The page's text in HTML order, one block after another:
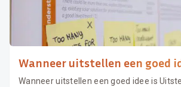
Wanneer uitstellen een goed
Wanneer uitstellen een goed idee is